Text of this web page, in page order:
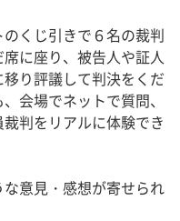
くじ引きで６名の裁判
に座り、被告人や証人
り評議して判決をくだ
会場でネットで質問、
判をリアルに体験でき
意見・感想が寄せられ